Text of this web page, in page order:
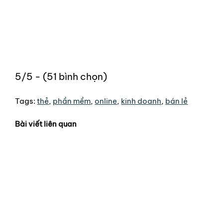
5/5 - (51 bình chọn)
Tags:thẻ, phần mềm, online, kinh doanh, bán lẻ
Bài viết liên quan